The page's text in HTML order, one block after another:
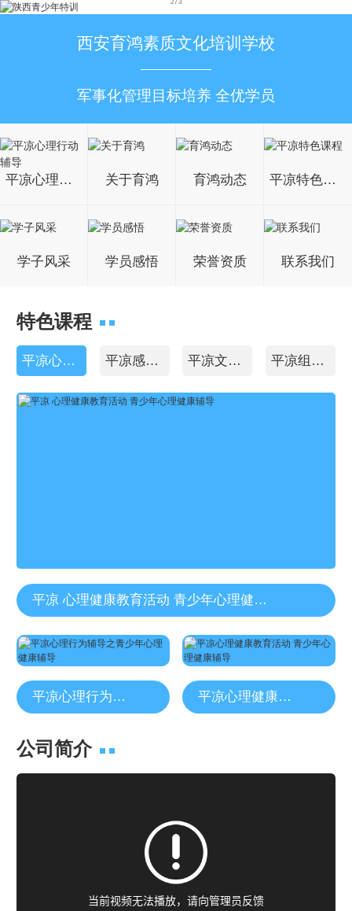
2 / 3
西安育鸿素质文化培训学校
军事化管理目标培养 全优学员
平凉心理行动辅导 关于育鸿 育鸿动态 平凉特色课程
学子风采 学员感悟 荣誉资质 联系我们
特色课程
平凉心理行动辅导 平凉感恩教育 平凉文化补习 平凉组织能力培养
平凉 心理健康教育活动 青少年心理健康辅导
平凉心理行为辅导之青少年心理健康辅导 平凉心理健康教育活动 青少年心理健康辅导
公司简介